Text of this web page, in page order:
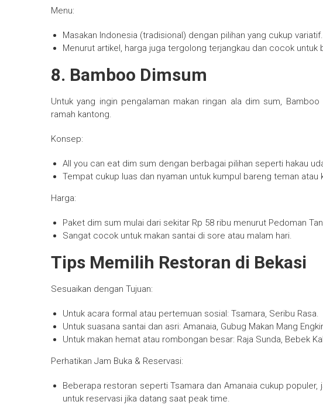
Menu:
Masakan Indonesia (tradisional) dengan pilihan yang cukup variatif.
Menurut artikel, harga juga tergolong terjangkau dan cocok untuk
8. Bamboo Dimsum
Untuk yang ingin pengalaman makan ringan ala dim sum,
ramah kantong.
Konsep:
All you can eat dim sum dengan berbagai pilihan seperti hakau
Tempat cukup luas dan nyaman untuk kumpul bareng teman atau
Harga:
Paket dim sum mulai dari sekitar Rp 58 ribu menurut Pedoman
Sangat cocok untuk makan santai di sore atau malam hari.
Tips Memilih Restoran di Bekasi
Sesuaikan dengan Tujuan:
Untuk acara formal atau pertemuan sosial: Tsamara, Seribu Rasa.
Untuk suasana santai dan asri: Amanaia, Gubug Makan Mang
Untuk makan hemat atau rombongan besar: Raja Sunda, Bebek
Perhatikan Jam Buka & Reservasi:
Beberapa restoran seperti Tsamara dan Amanaia cukup
untuk reservasi jika datang saat peak time.